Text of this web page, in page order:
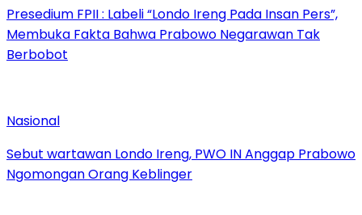
Presedium FPII : Labeli “Londo Ireng Pada Insan Pers”,
Membuka Fakta Bahwa Prabowo Negarawan Tak
Berbobot
Nasional
Sebut wartawan Londo Ireng, PWO IN Anggap Prabowo
Ngomongan Orang Keblinger